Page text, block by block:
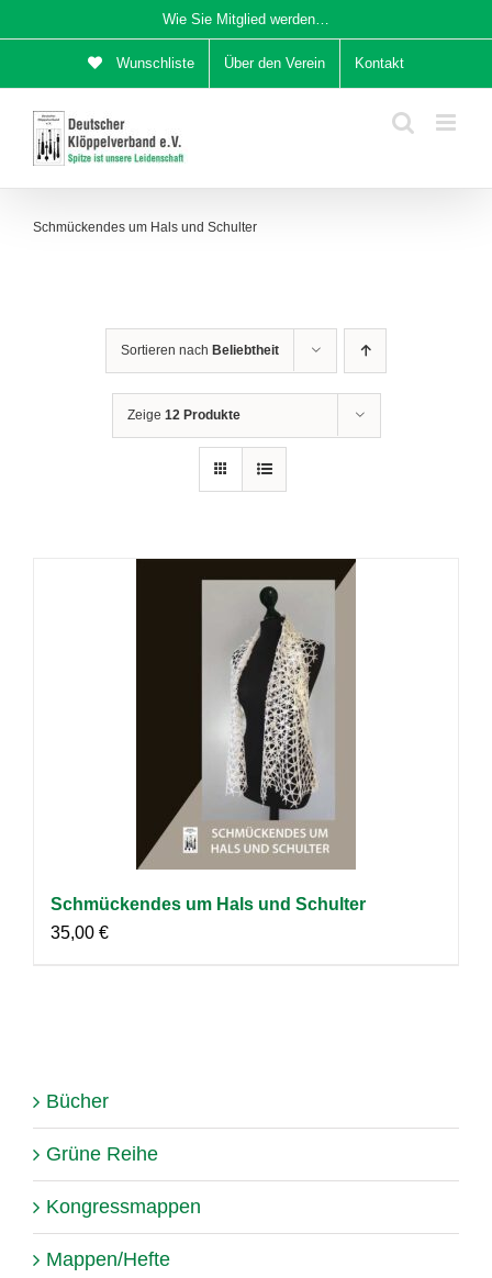
Inhalt
Wie Sie Mitglied werden…
Wunschliste Über den Verein Kontakt
Schmückendes um Hals und Schulter
Sortieren nach Beliebtheit
Zeige 12 Produkte
Schmückendes um Hals und Schulter
35,00 €
Bücher
Grüne Reihe
Kongressmappen
Mappen/Hefte